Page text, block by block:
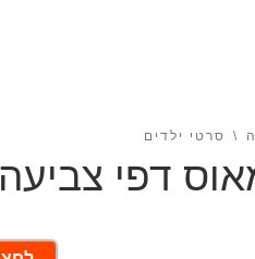
סרטי ילדים
דפי צביעה